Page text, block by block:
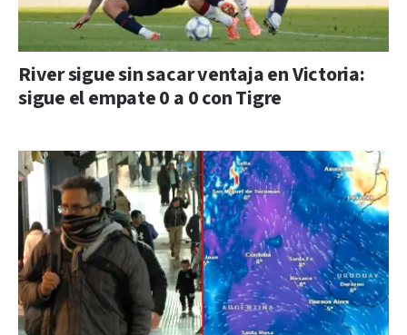
River sigue sin sacar ventaja en Victoria:
sigue el empate 0 a 0 con Tigre